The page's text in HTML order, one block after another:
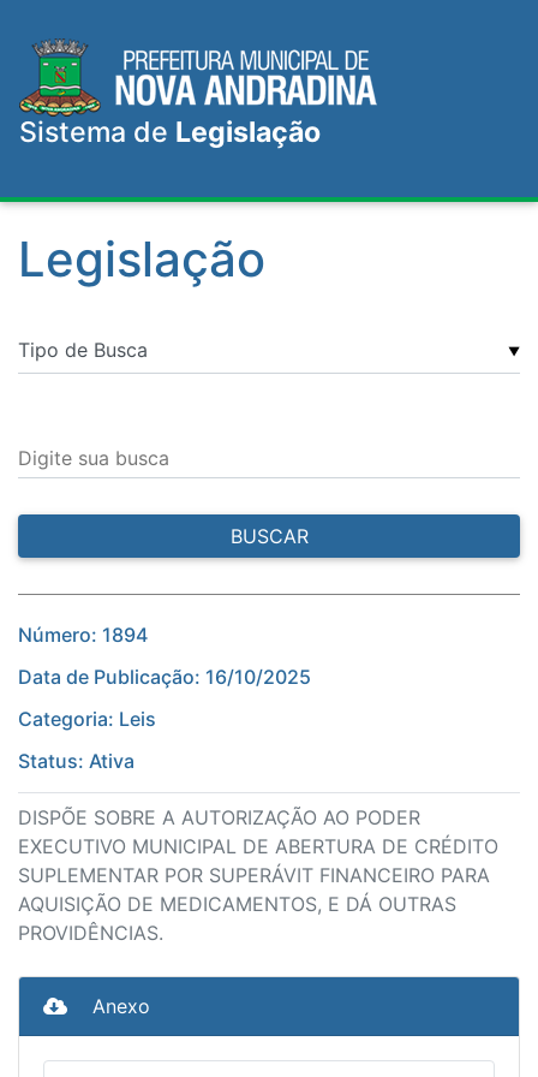
Sistema de Legislação
Legislação
▼
Digite sua busca
BUSCAR
Número: 1894
Data de Publicação: 16/10/2025
Categoria: Leis
Status: Ativa
DISPÕE SOBRE A AUTORIZAÇÃO AO PODER
EXECUTIVO MUNICIPAL DE ABERTURA DE CRÉDITO
SUPLEMENTAR POR SUPERÁVIT FINANCEIRO PARA
AQUISIÇÃO DE MEDICAMENTOS, E DÁ OUTRAS
PROVIDÊNCIAS.
Anexo